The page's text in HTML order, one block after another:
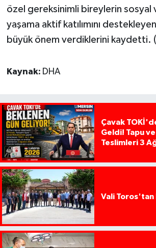
özel gereksinimli bireylerin sosyal
yaşama aktif katılımını
büyük önem verdiklerini kaydetti.
Kaynak: DHA
Çavak
Geldi! Tapu
Teslimleri 3
Vali